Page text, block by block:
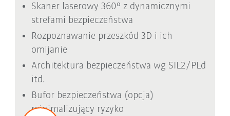
Skaner laserowy 360° z dynamicznymi
strefami bezpieczeństwa
Rozpoznawanie przeszkód 3D i ich
omijanie
Architektura bezpieczeństwa wg SIL2/PLd
itd.
Bufor bezpieczeństwa (opcja)
minimalizujący ryzyko